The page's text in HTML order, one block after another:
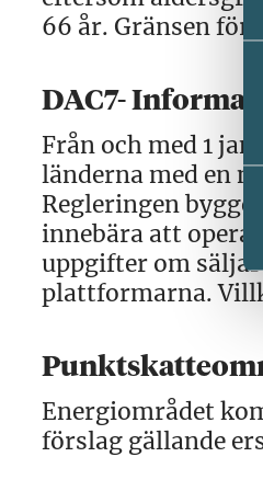
66 år. Gränsen för
DAC7-
Från och med 1
länderna med en
Regleringen
innebära att
uppgifter om
plattformarna.
Energiområdet
förslag gällande